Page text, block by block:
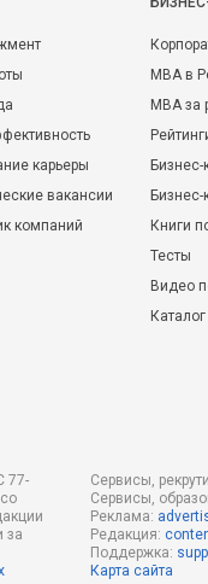
карьеры
вакансии
компаний
MBA в
MBA
Бизнес-
Книги
Тесты
Видео
77-
за
Сервисы,
Сервисы,
Реклама:
Редакция:
Поддержка:
Карта сайта